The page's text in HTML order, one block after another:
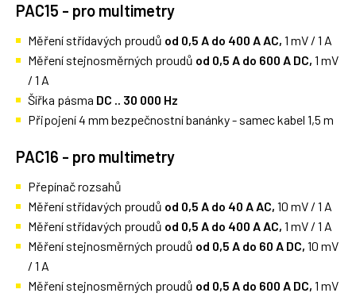
PAC15 - pro multimetry
Měření střídavých proudů od 0,5 A do 400 A AC, 1 mV / 1 A
Měření stejnosměrných proudů od 0,5 A do 600 A DC, 1 mV
/ 1 A
Šířka pásma DC .. 30 000 Hz
Připojení 4 mm bezpečnostní banánky - samec kabel 1,5 m
PAC16 - pro multimetry
Přepínač rozsahů
Měření střídavých proudů od 0,5 A do 40 A AC, 10 mV / 1 A
Měření střídavých proudů od 0,5 A do 400 A AC, 1 mV / 1 A
Měření stejnosměrných proudů od 0,5 A do 60 A DC, 10 mV
/ 1 A
Měření stejnosměrných proudů od 0,5 A do 600 A DC, 1 mV